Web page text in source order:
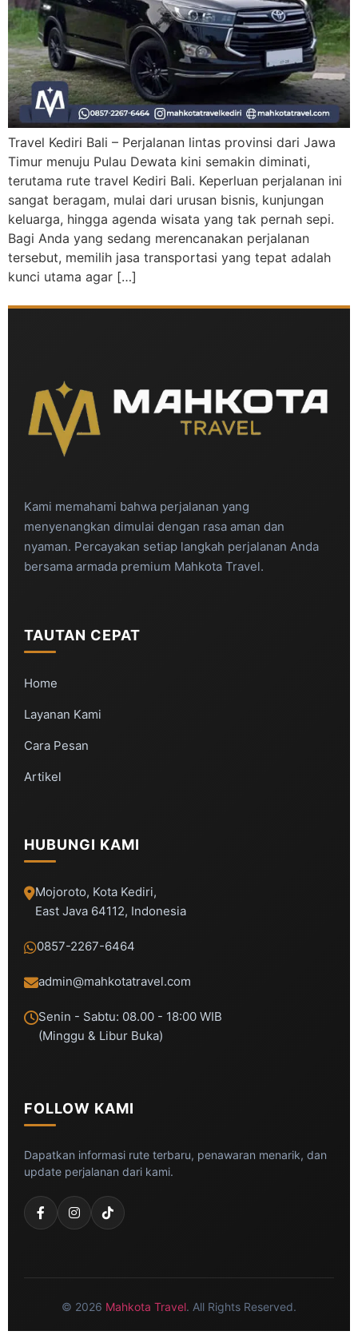
Travel Kediri Bali – Perjalanan lintas provinsi dari Jawa
Timur menuju Pulau Dewata kini semakin diminati,
terutama rute travel Kediri Bali. Keperluan perjalanan ini
sangat beragam, mulai dari urusan bisnis, kunjungan
keluarga, hingga agenda wisata yang tak pernah sepi.
Bagi Anda yang sedang merencanakan perjalanan
tersebut, memilih jasa transportasi yang tepat adalah
kunci utama agar […]
Kami memahami bahwa perjalanan yang
menyenangkan dimulai dengan rasa aman dan
nyaman. Percayakan setiap langkah perjalanan Anda
bersama armada premium Mahkota Travel.
TAUTAN CEPAT
Home
Layanan Kami
Cara Pesan
Artikel
HUBUNGI KAMI
Mojoroto, Kota Kediri,
East Java 64112, Indonesia
0857-2267-6464
admin@mahkotatravel.com
Senin - Sabtu: 08.00 - 18:00 WIB
(Minggu & Libur Buka)
FOLLOW KAMI
Dapatkan informasi rute terbaru, penawaran menarik, dan
update perjalanan dari kami.
© 2026 Mahkota Travel. All Rights Reserved.